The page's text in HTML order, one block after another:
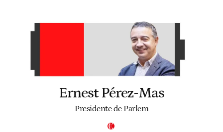
Ernest Pérez-Mas
Presidente de Parlem